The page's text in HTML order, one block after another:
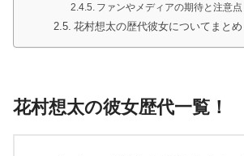
ファンやメディアの期待と注意点
花村想太の歴代彼女についてまとめ
花村想太の彼女歴代一覧！